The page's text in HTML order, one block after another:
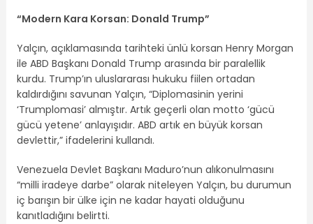
“Modern Kara Korsan: Donald Trump”
Yalçın, açıklamasında tarihteki ünlü korsan Henry Morgan
ile ABD Başkanı Donald Trump arasında bir paralellik
kurdu. Trump’ın uluslararası hukuku fiilen ortadan
kaldırdığını savunan Yalçın, “Diplomasinin yerini
‘Trumplomasi’ almıştır. Artık geçerli olan motto ‘gücü
gücü yetene’ anlayışıdır. ABD artık en büyük korsan
devlettir,” ifadelerini kullandı.
Venezuela Devlet Başkanı Maduro’nun alıkonulmasını
“milli iradeye darbe” olarak niteleyen Yalçın, bu durumun
iç barışın bir ülke için ne kadar hayati olduğunu
kanıtladığını belirtti.